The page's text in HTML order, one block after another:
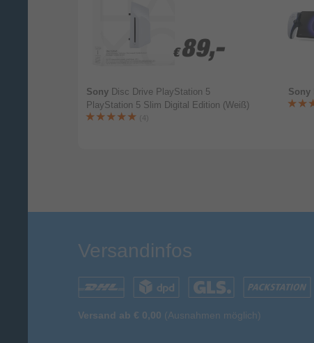
€ 89,-
€ 89,-
Sony Disc Drive PlayStation 5
PlayStation 5 Slim Digital Edition (Weiß)
(4)
Sony
Versandinfos
Versand ab € 0,00 (Ausnahmen möglich)